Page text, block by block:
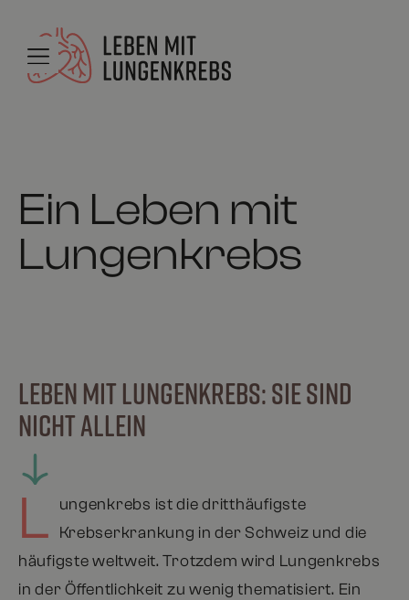
Ein Leben mit
Lungenkrebs
LEBEN MIT LUNGENKREBS: SIE SIND
NICHT ALLEIN
L
ungenkrebs ist die dritthäufigste
Krebserkrankung in der Schweiz und die
häufigste weltweit. Trotzdem wird Lungenkrebs
in der Öffentlichkeit zu wenig thematisiert. Ein